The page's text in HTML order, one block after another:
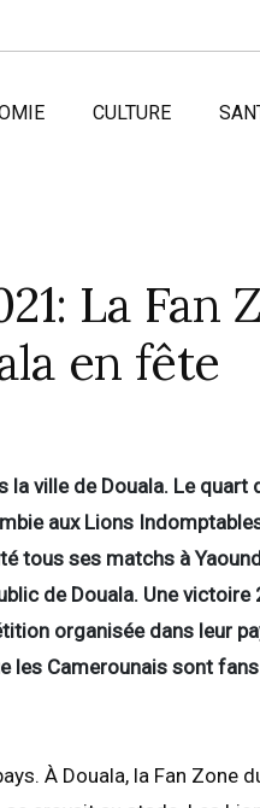
CULTURE
La Fan
en fête
la ville de Douala. Le quart
aux Lions
tous ses matchs à
de Douala. Une victoire
organisée dans leur
les Camerounais sont
À Douala, la Fan Zone